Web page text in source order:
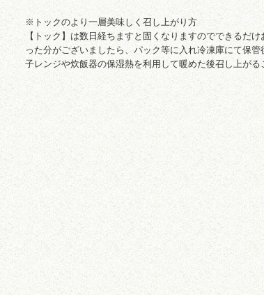
※トックのより一層美味しく召し上がり方
【トック】は数日経ちますと固くなりますのでできるだ
った分がございましたら、パック等に入れ冷凍庫にて保
子レンジや炊飯器の保湿熱を利用して暖めた後召し上が